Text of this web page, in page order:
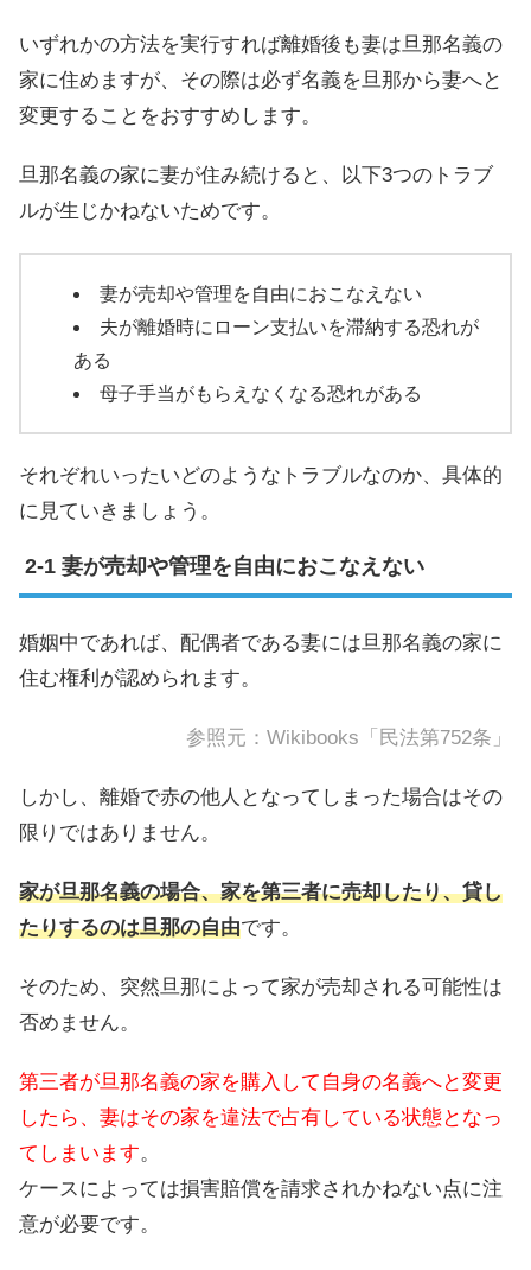
いずれかの方法を実行すれば離婚後も妻は旦那名義の
家に住めますが、その際は必ず名義を旦那から妻へと
変更することをおすすめします。
旦那名義の家に妻が住み続けると、以下3つのトラブ
ルが生じかねないためです。
妻が売却や管理を自由におこなえない
夫が離婚時にローン支払いを滞納する恐れが
ある
母子手当がもらえなくなる恐れがある
それぞれいったいどのようなトラブルなのか、具体的
に見ていきましょう。
妻が売却や管理を自由におこなえない
婚姻中であれば、配偶者である妻には旦那名義の家に
住む権利が認められます。
参照元： Wikibooks「民法第752条」
しかし、離婚で赤の他人となってしまった場合はその
限りではありません。
家が旦那名義の場合、家を第三者に売却したり、貸し
たりするのは旦那の自由です。
そのため、突然旦那によって家が売却される可能性は
否めません。
第三者が旦那名義の家を購入して自身の名義へと変更
したら、妻はその家を違法で占有している状態となっ
てしまいます。
ケースによっては損害賠償を請求されかねない点に注
意が必要です。